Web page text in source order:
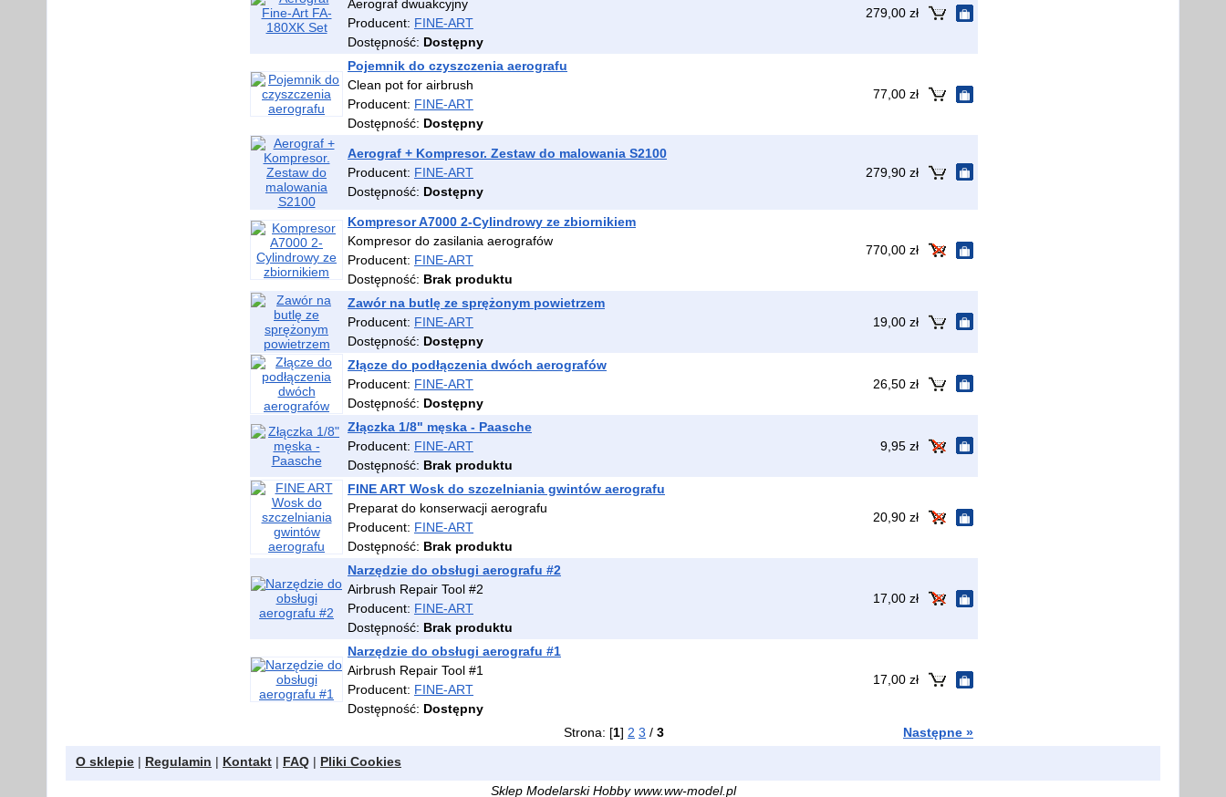
Aerograf dwuakcyjny
Producent: FINE-ART
Dostępność: Dostępny
279,00 zł
Pojemnik do czyszczenia aerografu
Clean pot for airbrush
Producent: FINE-ART
Dostępność: Dostępny
77,00 zł
Aerograf + Kompresor. Zestaw do malowania S2100
Producent: FINE-ART
Dostępność: Dostępny
279,90 zł
Kompresor A7000 2-Cylindrowy ze zbiornikiem
Kompresor do zasilania aerografów
Producent: FINE-ART
Dostępność: Brak produktu
770,00 zł
Zawór na butlę ze sprężonym powietrzem
Producent: FINE-ART
Dostępność: Dostępny
19,00 zł
Złącze do podłączenia dwóch aerografów
Producent: FINE-ART
Dostępność: Dostępny
26,50 zł
Złączka 1/8" męska - Paasche
Producent: FINE-ART
Dostępność: Brak produktu
9,95 zł
FINE ART Wosk do szczelniania gwintów aerografu
Preparat do konserwacji aerografu
Producent: FINE-ART
Dostępność: Brak produktu
20,90 zł
Narzędzie do obsługi aerografu #2
Airbrush Repair Tool #2
Producent: FINE-ART
Dostępność: Brak produktu
17,00 zł
Narzędzie do obsługi aerografu #1
Airbrush Repair Tool #1
Producent: FINE-ART
Dostępność: Dostępny
17,00 zł
Strona: [1] 2 3 / 3 Następne »
O sklepie | Regulamin | Kontakt | FAQ | Pliki Cookies
Sklep Modelarski Hobby www.ww-model.pl